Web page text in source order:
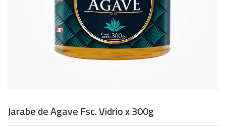
Jarabe de Agave Fsc. Vidrio x 300g